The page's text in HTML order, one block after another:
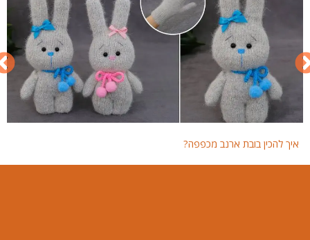
איך להכין בובת ארנב מכפפה?